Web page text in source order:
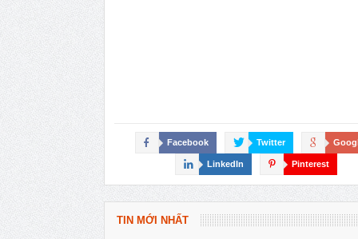
Facebook Twitter
LinkedIn Pinterest
TIN MỚI NHẤT